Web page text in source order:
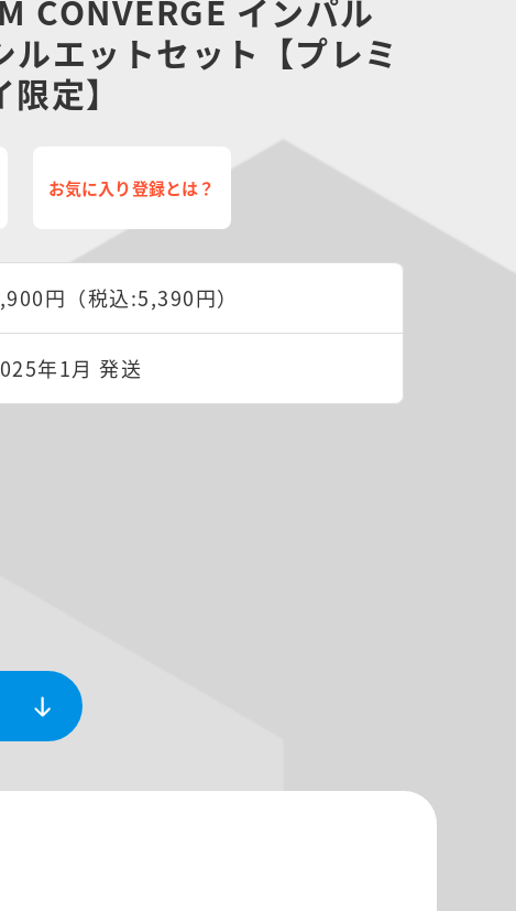
CONVERGE インパル
ルエットセット【プレミ
定】
お気に入り登録とは？
円（税込:5,390円）
年1月 発送